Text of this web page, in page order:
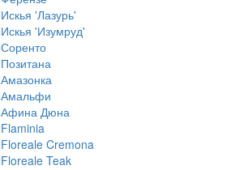
Искья 'Лазурь'
Искья 'Изумруд'
Соренто
Позитана
Амазонка
Амальфи
Афина Дюна
Flaminia
Floreale Cremona
Floreale Teak